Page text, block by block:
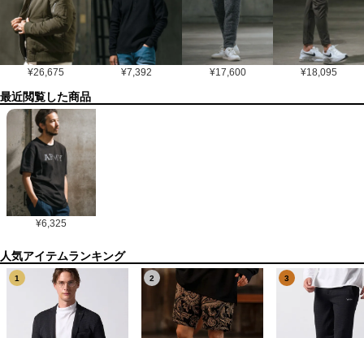
¥26,675 ¥7,392 ¥17,600 ¥18,095
最近閲覧した商品
¥6,325
1 2 3